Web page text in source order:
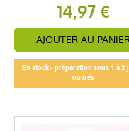
14,97 €
AJOUTER AU
En stock - préparation sous 1 à 2
ouvrés